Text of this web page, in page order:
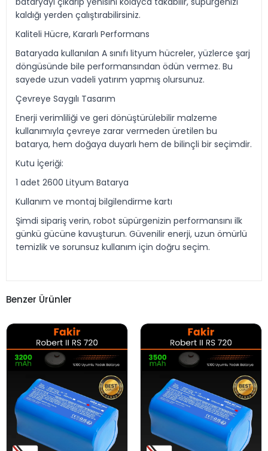
kaldığı yerden çalıştırabilirsiniz.
Kaliteli Hücre, Kararlı Performans
Bataryada kullanılan A sınıfı lityum hücreler, yüzlerce şarj
döngüsünde bile performansından ödün vermez. Bu
sayede uzun vadeli yatırım yapmış olursunuz.
Çevreye Saygılı Tasarım
Enerji verimliliği ve geri dönüştürülebilir malzeme
kullanımıyla çevreye zarar vermeden üretilen bu
batarya, hem doğaya duyarlı hem de bilinçli bir seçimdir.
Kutu İçeriği:
1 adet 2600 Lityum Batarya
Kullanım ve montaj bilgilendirme kartı
Şimdi sipariş verin, robot süpürgenizin performansını ilk
günkü gücüne kavuşturun. Güvenilir enerji, uzun ömürlü
temizlik ve sorunsuz kullanım için doğru seçim.
Benzer Ürünler